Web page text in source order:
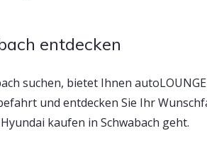
entdecken
suchen, bietet Ihnen
und entdecken Sie Ihr
kaufen in Schwabach geht.